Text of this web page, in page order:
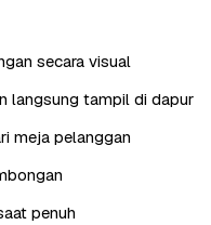
secara visual
langsung tampil di dapur
meja pelanggan
penuh